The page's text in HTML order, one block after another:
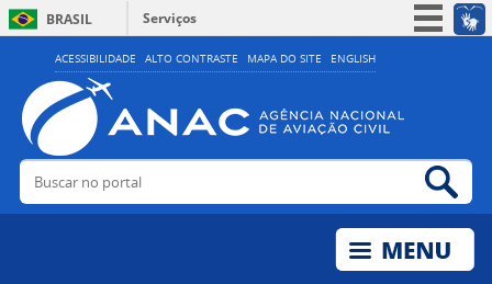
ACESSIBILIDADE ALTO CONTRASTE MAPA DO SITE ENGLISH
BRASIL
Serviços
Simplifique!
Acesso à informação
Legislação
Buscar no portal